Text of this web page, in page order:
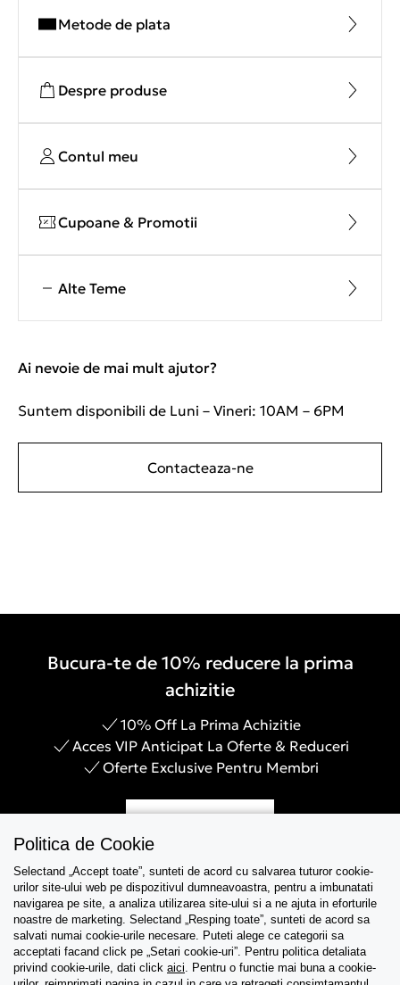
Metode de plata
Despre produse
Contul meu
Cupoane & Promotii
Alte Teme
Ai nevoie de mai mult ajutor?
Suntem disponibili de Luni – Vineri: 10AM – 6PM
Contacteaza-ne
Bucura-te de 10% reducere la prima
achizitie
10% Off La Prima Achizitie
Acces VIP Anticipat La Oferte & Reduceri
Oferte Exclusive Pentru Membri
Asistenta
Colectii
Politica de Cookie
Selectand „Accept toate”, sunteti de acord cu salvarea tuturor cookie-
urilor site-ului web pe dispozitivul dumneavoastra, pentru a imbunatati
navigarea pe site, a analiza utilizarea site-ului si a ne ajuta in eforturile
noastre de marketing. Selectand „Resping toate”, sunteti de acord sa
salvati numai cookie-urile necesare. Puteti alege ce categorii sa
acceptati facand click pe „Setari cookie-uri”. Pentru politica detaliata
privind cookie-urile, dati click aici. Pentru o functie mai buna a cookie-